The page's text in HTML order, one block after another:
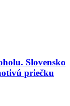
Slovensko
priečku